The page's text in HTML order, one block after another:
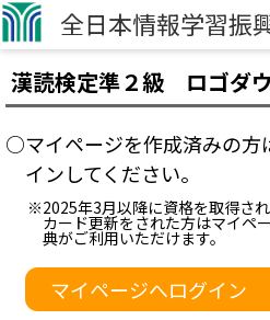
全日本情報学習振
漢読検定準２級 ロゴダ
○マイページを作成済みの方
インしてください。
※2025年3月以降に資格を取得さ
カード更新をされた方はマイペ
典がご利用いただけます。
マイページへログイン